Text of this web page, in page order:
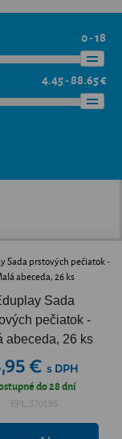
0 - 18
4.45 - 88.65 €
Sada
pečiatok -
abeceda, 26 ks
€ s DPH
do 28 dní
EPL.370195